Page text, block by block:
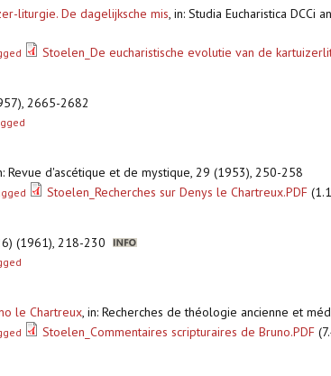
liturgie. De dagelijksche mis, in: Studia Eucharistica DCCi
Stoelen_De eucharistische evolutie van de
2665-2682
Revue d'ascétique et de mystique, 29 (1953), 250-258
Stoelen_Recherches sur Denys le Chartreux.PDF
(1961), 218-230
le Chartreux, in: Recherches de théologie ancienne et
Stoelen_Commentaires scripturaires de Bruno.PDF